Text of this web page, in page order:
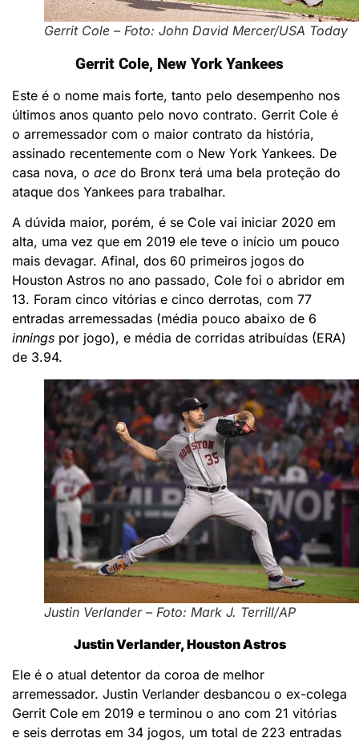
Gerrit Cole – Foto: John David Mercer/USA Today
Gerrit Cole, New York Yankees
Este é o nome mais forte, tanto pelo desempenho nos
últimos anos quanto pelo novo contrato. Gerrit Cole é
o arremessador com o maior contrato da história,
assinado recentemente com o New York Yankees. De
casa nova, o ace do Bronx terá uma bela proteção do
ataque dos Yankees para trabalhar.
A dúvida maior, porém, é se Cole vai iniciar 2020 em
alta, uma vez que em 2019 ele teve o início um pouco
mais devagar. Afinal, dos 60 primeiros jogos do
Houston Astros no ano passado, Cole foi o abridor em
13. Foram cinco vitórias e cinco derrotas, com 77
entradas arremessadas (média pouco abaixo de 6
innings por jogo), e média de corridas atribuídas (ERA)
de 3.94.
Justin Verlander – Foto: Mark J. Terrill/AP
Justin Verlander, Houston Astros
Ele é o atual detentor da coroa de melhor
arremessador. Justin Verlander desbancou o ex-colega
Gerrit Cole em 2019 e terminou o ano com 21 vitórias
e seis derrotas em 34 jogos, um total de 223 entradas